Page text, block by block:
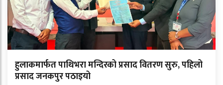
हुलाकमार्फत पाथिभरा मन्दिरको प्रसाद वितरण सुरु, पहिलो
प्रसाद जनकपुर पठाइयो